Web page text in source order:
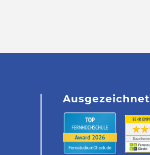
Ausgezeichnet